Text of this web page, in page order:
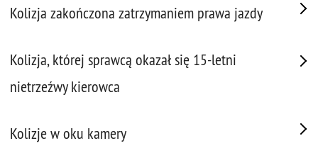
Kolizja zakończona zatrzymaniem prawa jazdy
Kolizja, której sprawcą okazał się 15-letni
nietrzeźwy kierowca
Kolizje w oku kamery